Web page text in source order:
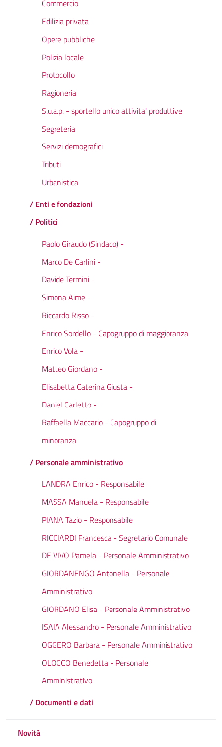
Commercio
Edilizia privata
Opere pubbliche
Polizia locale
Protocollo
Ragioneria
S.u.a.p. - sportello unico attivita' produttive
Segreteria
Servizi demografici
Tributi
Urbanistica
/ Enti e fondazioni
/ Politici
Paolo Giraudo (Sindaco) -
Marco De Carlini -
Davide Termini -
Simona Aime -
Riccardo Risso -
Enrico Sordello - Capogruppo di maggioranza
Enrico Vola -
Matteo Giordano -
Elisabetta Caterina Giusta -
Daniel Carletto -
Raffaella Maccario - Capogruppo di
minoranza
/ Personale amministrativo
LANDRA Enrico - Responsabile
MASSA Manuela - Responsabile
PIANA Tazio - Responsabile
RICCIARDI Francesca - Segretario Comunale
DE VIVO Pamela - Personale Amministrativo
GIORDANENGO Antonella - Personale
Amministrativo
GIORDANO Elisa - Personale Amministrativo
ISAIA Alessandro - Personale Amministrativo
OGGERO Barbara - Personale Amministrativo
OLOCCO Benedetta - Personale
Amministrativo
/ Documenti e dati
Novità